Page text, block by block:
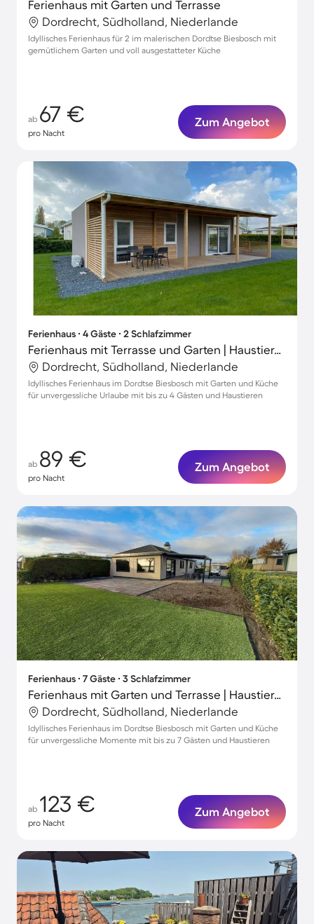
Ferienhaus mit Garten und Terrasse
Dordrecht, Südholland, Niederlande
Idyllisches Ferienhaus für 2 im malerischen Dordtse Biesbosch mit
gemütlichem Garten und voll ausgestatteter Küche
ab 67 €
pro Nacht
Zum Angebot
Ferienhaus ∙ 4 Gäste ∙ 2 Schlafzimmer
Ferienhaus mit Terrasse und Garten | Haustiere erlaubt
Dordrecht, Südholland, Niederlande
Idyllisches Ferienhaus im Dordtse Biesbosch mit Garten und Küche
für unvergessliche Urlaube mit bis zu 4 Gästen und Haustieren
ab 89 €
pro Nacht
Zum Angebot
Ferienhaus ∙ 7 Gäste ∙ 3 Schlafzimmer
Ferienhaus mit Garten und Terrasse | Haustiere erlaubt
Dordrecht, Südholland, Niederlande
Idyllisches Ferienhaus im Dordtse Biesbosch mit Garten und Küche
für unvergessliche Momente mit bis zu 7 Gästen und Haustieren
ab 123 €
pro Nacht
Zum Angebot